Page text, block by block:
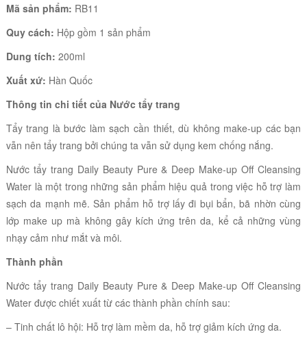
Mã sản phẩm: RB11
Quy cách: Hộp gồm 1 sản phẩm
Dung tích: 200ml
Xuất xứ: Hàn Quốc
Thông tin chi tiết của Nước tẩy trang
Tẩy trang là bước làm sạch cần thiết, dù không make-up các bạn
vẫn nên tẩy trang bởi chúng ta vẫn sử dụng kem chống nắng.
Nước tẩy trang Daily Beauty Pure & Deep Make-up Off Cleansing
Waterlà một trong những sản phẩm hiệu quả trong việc hỗ trợ làm
sạch da mạnh mẽ. Sản phẩm hỗ trợ lấy đi bụi bẩn, bã nhờn cùng
lớp make up mà không gây kích ứng trên da, kể cả những vùng
nhạy cảm như mắt và môi.
Thành phần
Nước tẩy trang Daily Beauty Pure & Deep Make-up Off Cleansing
Water được chiết xuất từ các thành phần chính sau:
– Tinh chất lô hội: Hỗ trợ làm mềm da, hỗ trợ giảm kích ứng da.